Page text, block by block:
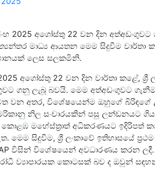
2025 අගෝස්තු 22 වන දින
මාධ්‍ය ආයතන මෙම සිදුවීම වාර්තා
ලෙස සලකමිනි.
අගෝස්තු 22 වන දින වාර්තා කළේ, ශ්‍රී
ගනු ලැබූ බවයි. මෙම අත්අඩංගුවට
වන අතර, විශේෂයෙන්ම ඔහුගේ බිරිඳගේ
නිල සංචාරයකින් පසු ලන්ඩනයට
මහේස්ත්‍රාත් අධිකරණයට ඉදිරිපත්
සිදුවීම, ශ්‍රී ලංකාවේ ඉතිහාසයේ
විසින් විශේෂයෙන් අවධාරණය කරන ලදී.
ව්‍යාපාරයක කොටසක් බව ද ඔවුන්